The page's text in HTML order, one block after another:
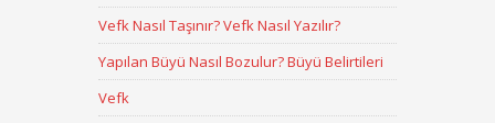
Vefk Nasıl Taşınır? Vefk Nasıl Yazılır?
Yapılan Büyü Nasıl Bozulur? Büyü Belirtileri
Vefk